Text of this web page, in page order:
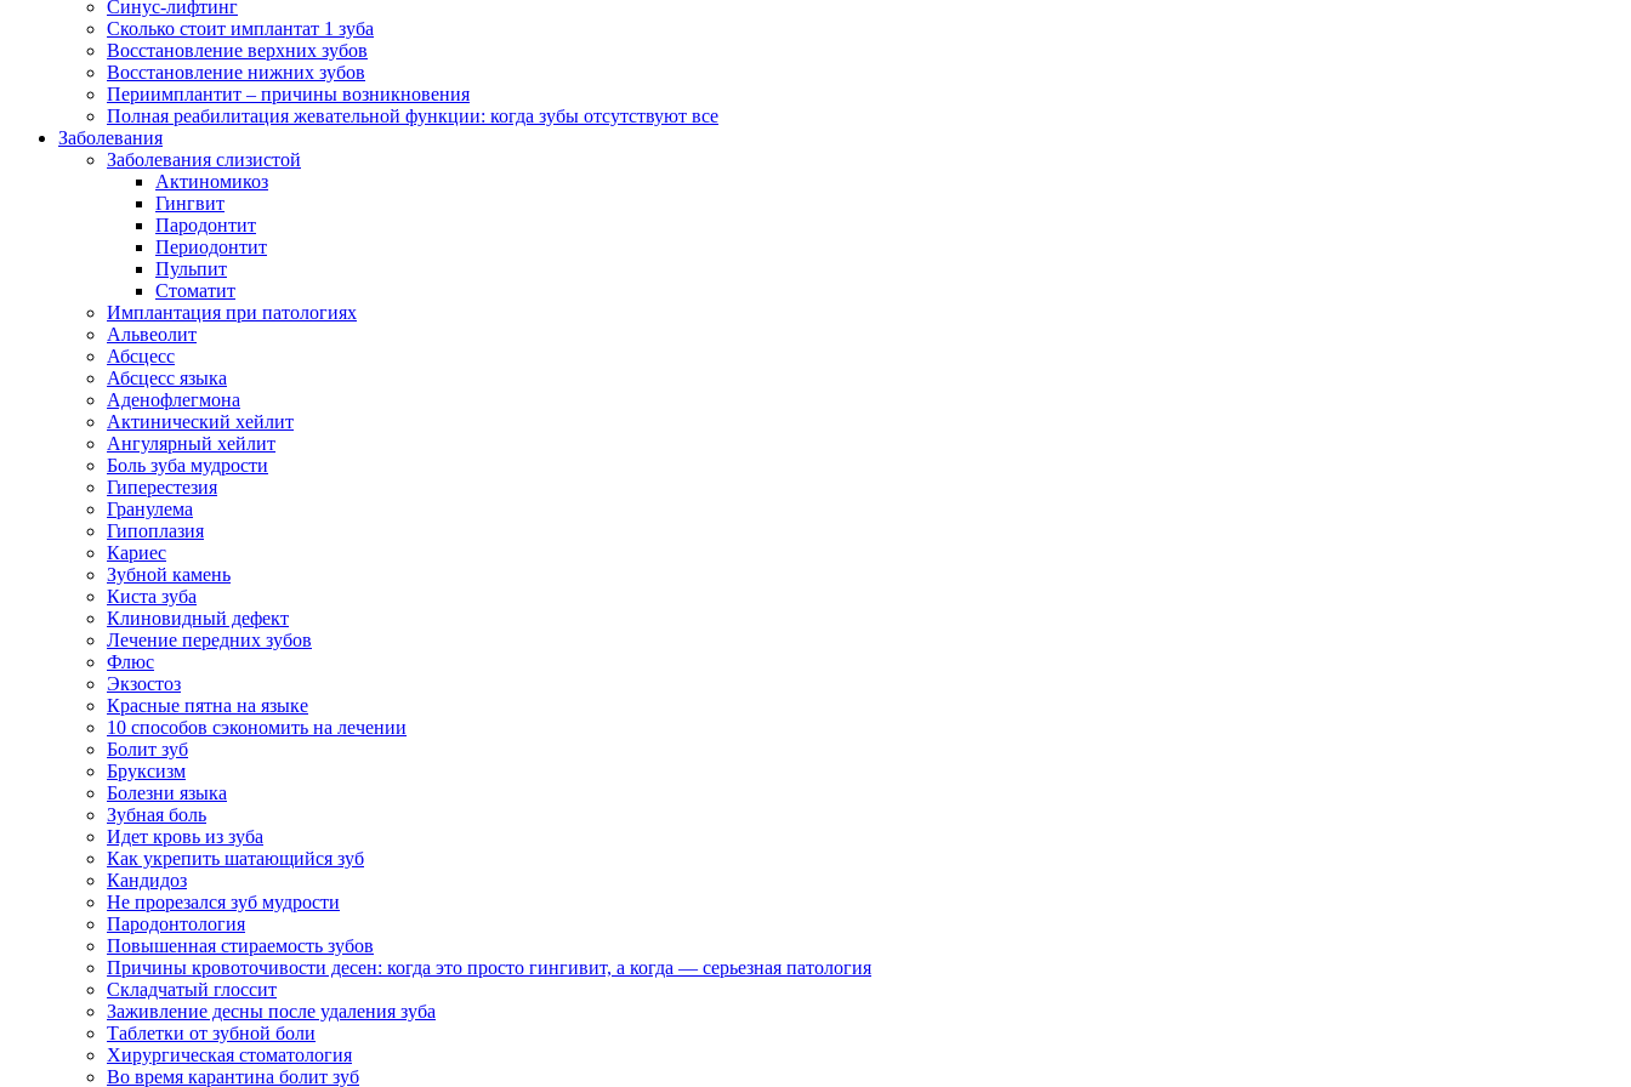
Синус-лифтинг
Сколько стоит имплантат 1 зуба
Восстановление верхних зубов
Восстановление нижних зубов
Периимплантит – причины возникновения
Полная реабилитация жевательной функции: когда зубы отсутствуют все
Заболевания
Заболевания слизистой
Актиномикоз
Гингвит
Пародонтит
Периодонтит
Пульпит
Стоматит
Имплантация при патологиях
Альвеолит
Абсцесс
Абсцесс языка
Аденофлегмона
Актинический хейлит
Ангулярный хейлит
Боль зуба мудрости
Гиперестезия
Гранулема
Гипоплазия
Кариес
Зубной камень
Киста зуба
Клиновидный дефект
Лечение передних зубов
Флюс
Экзостоз
Красные пятна на языке
10 способов сэкономить на лечении
Болит зуб
Бруксизм
Болезни языка
Зубная боль
Идет кровь из зуба
Как укрепить шатающийся зуб
Кандидоз
Не прорезался зуб мудрости
Пародонтология
Повышенная стираемость зубов
Причины кровоточивости десен: когда это просто гингивит, а когда — серьезная патология
Складчатый глоссит
Заживление десны после удаления зуба
Таблетки от зубной боли
Хирургическая стоматология
Во время карантина болит зуб